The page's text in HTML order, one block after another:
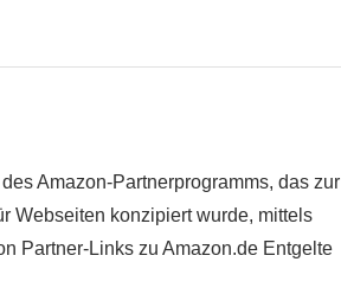
Amazon-Partnerprogramms, das zur
Webseiten konzipiert wurde, mittels
Partner-Links zu Amazon.de Entgelte